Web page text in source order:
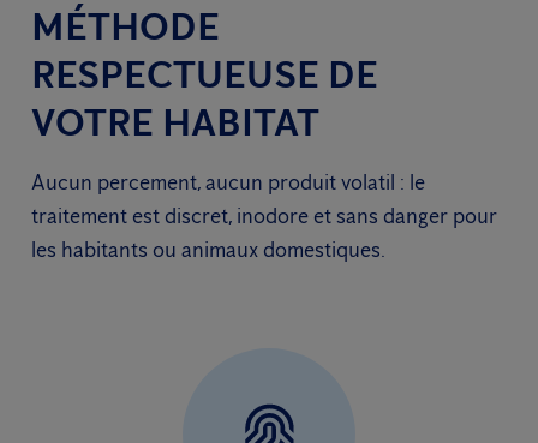
MÉTHODE
RESPECTUEUSE DE
VOTRE HABITAT
Aucun percement, aucun produit volatil : le
traitement est discret, inodore et sans danger pour
les habitants ou animaux domestiques.